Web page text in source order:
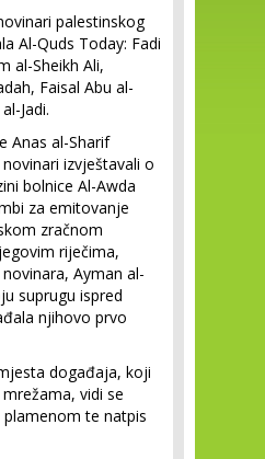
palestinskog
Al-Quds Today: Fadi
al-Sheikh Ali,
Faisal Abu al-
Jadi.
Anas al-Sharif
izvještavali o
bolnice Al-Awda
za emitovanje
zračnom
riječima,
Ayman al-
suprugu ispred
njihovo prvo
događaja, koji
vidi se
te natpis